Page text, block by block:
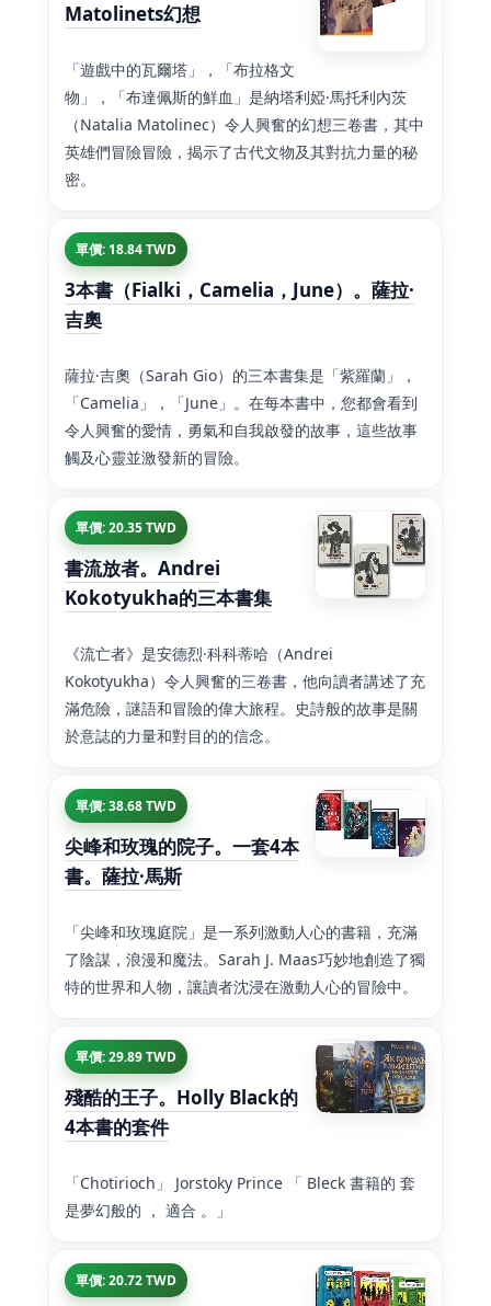
Matolinets幻想
「遊戲中的瓦爾塔」，「布拉格文
物」，「布達佩斯的鮮血」是納塔利婭·馬托利內茨
（Natalia Matolinec）令人興奮的幻想三卷書，其中
英雄們冒險冒險，揭示了古代文物及其對抗力量的秘
密。
單價: 18.84 TWD
3本書（Fialki，Camelia，June）。薩拉·
吉奧
薩拉·吉奧（Sarah Gio）的三本書集是「紫羅蘭」，
「Camelia」，「June」。在每本書中，您都會看到
令人興奮的愛情，勇氣和自我啟發的故事，這些故事
觸及心靈並激發新的冒險。
單價: 20.35 TWD
書流放者。Andrei
Kokotyukha的三本書集
《流亡者》是安德烈·科科蒂哈（Andrei
Kokotyukha）令人興奮的三卷書，他向讀者講述了充
滿危險，謎語和冒險的偉大旅程。史詩般的故事是關
於意誌的力量和對目的的信念。
單價: 38.68 TWD
尖峰和玫瑰的院子。一套4本
書。薩拉·馬斯
「尖峰和玫瑰庭院」是一系列激動人心的書籍，充滿
了陰謀，浪漫和魔法。Sarah J. Maas巧妙地創造了獨
特的世界和人物，讓讀者沈浸在激動人心的冒險中。
單價: 29.89 TWD
殘酷的王子。Holly Black的
4本書的套件
「Chotirioch」 Jorstoky Prince 「 Bleck 書籍的 套
是夢幻般的 ， 適合 。」
單價: 20.72 TWD